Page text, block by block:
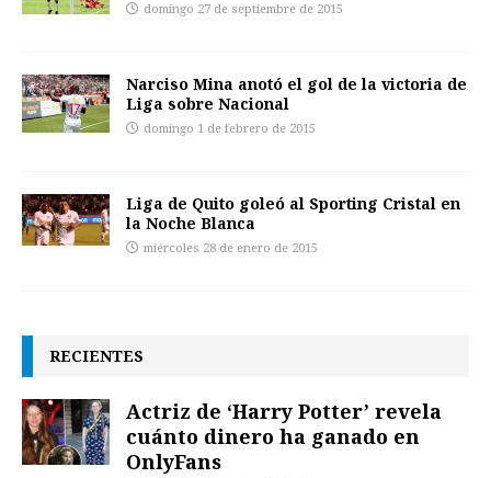
domingo 27 de septiembre de 2015
Narciso Mina anotó el gol de la victoria de
Liga sobre Nacional
domingo 1 de febrero de 2015
Liga de Quito goleó al Sporting Cristal en
la Noche Blanca
miércoles 28 de enero de 2015
RECIENTES
Actriz de ‘Harry Potter’ revela
cuánto dinero ha ganado en
OnlyFans